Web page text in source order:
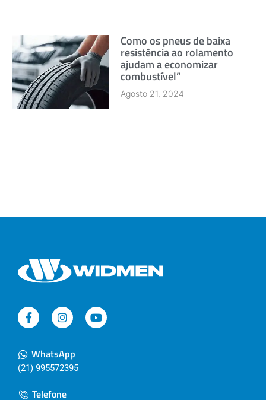
Como os pneus de baixa
resistência ao rolamento
ajudam a economizar
combustível”
Agosto 21, 2024
WhatsApp
(21) 995572395
Telefone